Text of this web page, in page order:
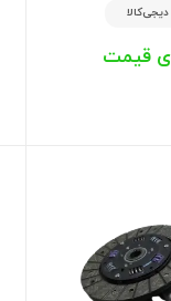
قیمت